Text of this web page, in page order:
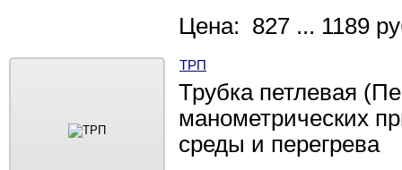
Цена: 827 ... 1189
ТРП
Трубка петлевая
манометрических
среды и перегрева